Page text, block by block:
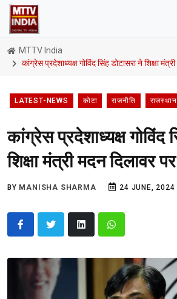
MTTV India
कांग्रेस प्रदेशाध्यक्ष गोविंद सिंह डोटासरा ने शिक्षा
LATEST-NEWS कोटा राजनीति राजस्थान
कांग्रेस प्रदेशाध्यक्ष गोविंद
शिक्षा मंत्री मदन दिलावर
BY MANISHA SHARMA 24 JUNE, 2024